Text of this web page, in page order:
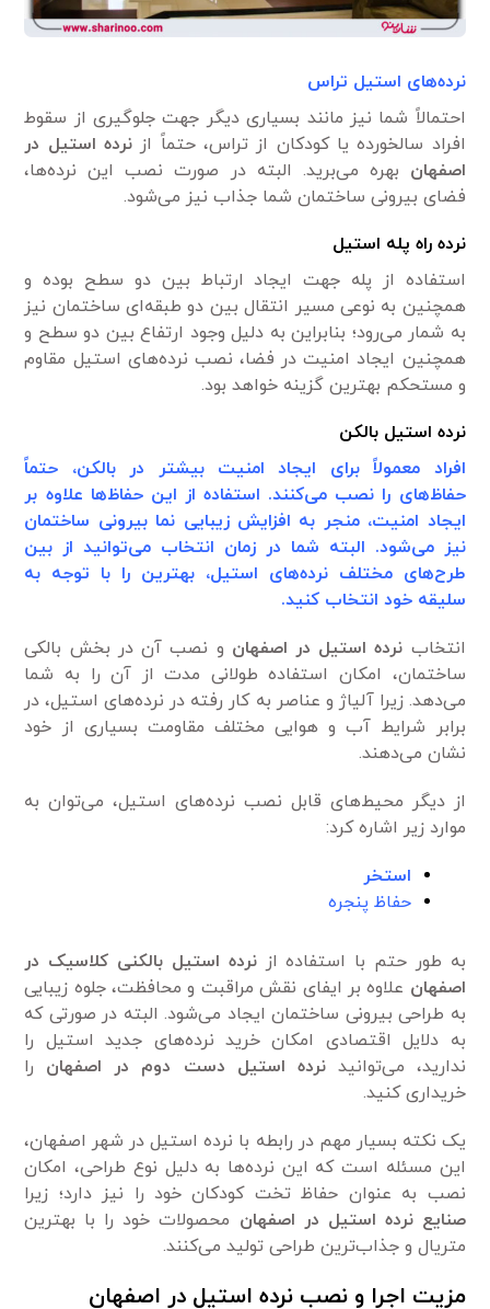
نرده‌های استیل تراس
احتمالاً شما نیز مانند بسیاری دیگر جهت جلوگیری از سقوط
افراد سالخورده یا کودکان از تراس، حتماً از نرده استیل در
اصفهان بهره می‌برید. البته در صورت نصب این نرده‌ها،
فضای بیرونی ساختمان شما جذاب نیز می‌شود.
نرده راه پله استیل
استفاده از پله جهت ایجاد ارتباط بین دو سطح بوده و
همچنین به نوعی مسیر انتقال بین دو طبقه‌ای ساختمان نیز
به شمار می‌رود؛ بنابراین به دلیل وجود ارتفاع بین دو سطح و
همچنین ایجاد امنیت در فضا، نصب نرده‌های استیل مقاوم
و مستحکم بهترین گزینه خواهد بود.
نرده استیل بالکن
افراد معمولاً برای ایجاد امنیت بیشتر در بالکن، حتماً
حفاظ‌های را نصب می‌کنند. استفاده از این حفاظ‌ها علاوه بر
ایجاد امنیت، منجر به افزایش زیبایی نما بیرونی ساختمان
نیز می‌شود. البته شما در زمان انتخاب می‌توانید از بین
طرح‌های مختلف نرده‌های استیل، بهترین را با توجه به
سلیقه خود انتخاب کنید.
انتخاب نرده استیل در اصفهان و نصب آن در بخش بالکی
ساختمان، امکان استفاده طولانی مدت از آن را به شما
می‌دهد. زیرا آلیاژ و عناصر به کار رفته در نرده‌های استیل، در
برابر شرایط آب و هوایی مختلف مقاومت بسیاری از خود
نشان می‌دهند.
از دیگر محیط‌های قابل نصب نرده‌های استیل، می‌توان به
موارد زیر اشاره کرد:
استخر
حفاظ پنجره
به طور حتم با استفاده ازنرده استیل بالکنی کلاسیک در
اصفهان علاوه بر ایفای نقش مراقبت و محافظت، جلوه زیبایی
به طراحی بیرونی ساختمان ایجاد می‌شود. البته در صورتی که
به دلایل اقتصادی امکان خرید نرده‌های جدید استیل را
ندارید، می‌توانیدنرده استیل دست دوم در اصفهان را
خریداری کنید.
یک نکته بسیار مهم در رابطه با نرده استیل در شهر اصفهان،
این مسئله است که این نرده‌ها به دلیل نوع طراحی، امکان
نصب به عنوان حفاظ تخت کودکان خود را نیز دارد؛ زیرا
صنایع نرده استیل در اصفهان محصولات خود را با بهترین
متریال و جذاب‌ترین طراحی تولید می‌کنند.
مزیت اجرا و نصب نرده استیل در اصفهان